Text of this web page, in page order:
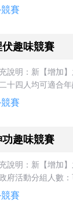
賽
趣味競賽
說明：新【增加
十四人均可適合
賽
趣味競賽
說明：新【增加
府活動分組人數
賽